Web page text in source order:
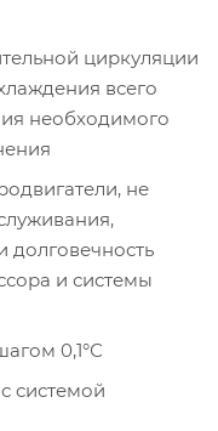
циркуляции
всего
необходимого
не
долговечность
и системы
0,1°С
системой